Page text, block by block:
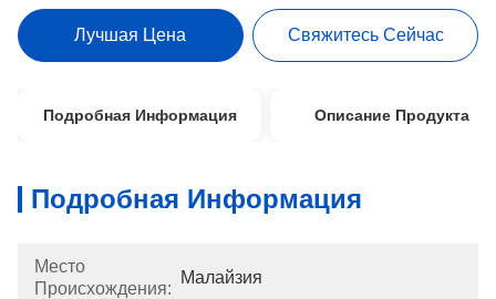
Лучшая Цена Свяжитесь Сейчас
Подробная Информация Описание Продукта
Подробная Информация
Место
Происхождения:
Малайзия